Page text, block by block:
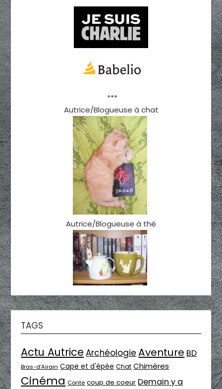
***
Autrice/Blogueuse à chat
Autrice/Blogueuse à thé
TAGS
Actu Autrice Archéologie Aventure BD
Bras-d'Airain Cape et d'épée Chat Chimères
Cinéma Conte coup de coeur Demain y a